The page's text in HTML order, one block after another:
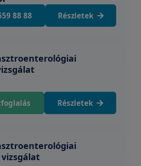
88 88 Részletek
Részletek